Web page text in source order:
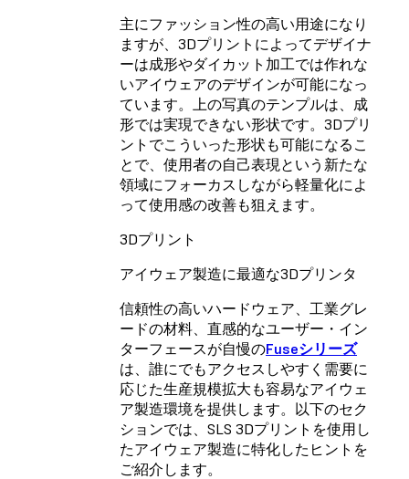
主にファッション性の高い用途になり
ますが、3Dプリントによってデザイナ
ーは成形やダイカット加工では作れな
いアイウェアのデザインが可能になっ
ています。上の写真のテンプルは、成
形では実現できない形状です。3Dプリ
ントでこういった形状も可能になるこ
とで、使用者の自己表現という新たな
領域にフォーカスしながら軽量化によ
って使用感の改善も狙えます。
3Dプリント
アイウェア製造に最適な3Dプリンタ
信頼性の高いハードウェア、工業グレ
ードの材料、直感的なユーザー・イン
ターフェースが自慢のFuseシリーズ
は、誰にでもアクセスしやすく需要に
応じた生産規模拡大も容易なアイウェ
ア製造環境を提供します。以下のセク
ションでは、SLS 3Dプリントを使用し
たアイウェア製造に特化したヒントを
ご紹介します。